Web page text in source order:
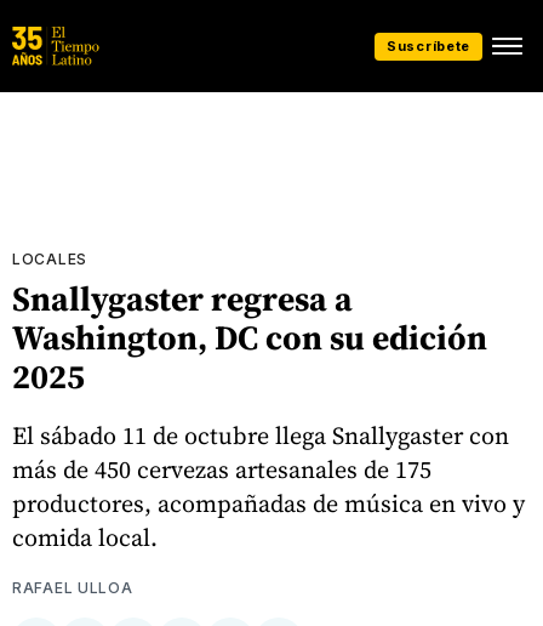
Suscríbete
LOCALES
Snallygaster regresa a
Washington, DC con su edición
2025
El sábado 11 de octubre llega Snallygaster con
más de 450 cervezas artesanales de 175
productores, acompañadas de música en vivo y
comida local.
RAFAEL ULLOA